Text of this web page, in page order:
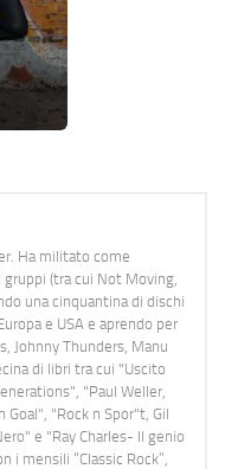
Ha militato come
(tra cui Not Moving,
una cinquantina di dischi
e USA e aprendo per
Johnny Thunders, Manu
di libri tra cui "Uscito
"Paul Weller,
Goal", "Rock n Spor"t, Gil
e "Ray Charles- Il genio
i mensili “Classic Rock”,